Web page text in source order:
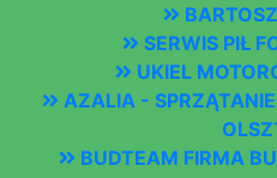
SERWIS PIŁ
UKIEL
AZALIA -
BUDTEAM FIRMA